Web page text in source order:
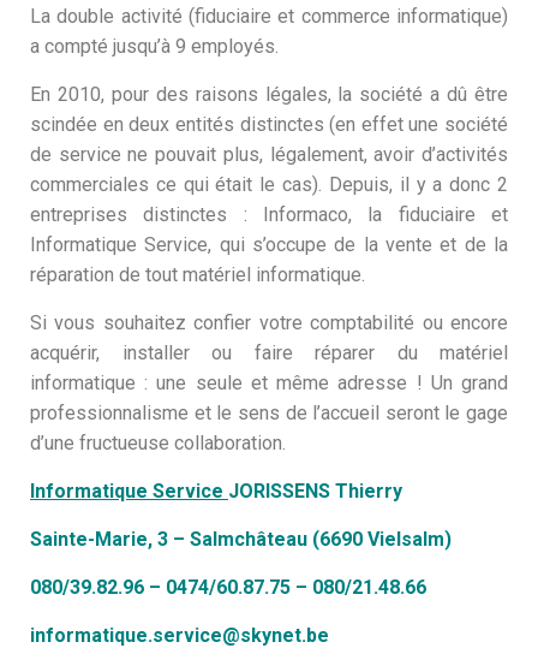
La double activité (fiduciaire et commerce informatique)
a compté jusqu’à 9 employés.
En 2010, pour des raisons légales, la société a dû être
scindée en deux entités distinctes (en effet une société
de service ne pouvait plus, légalement, avoir d’activités
commerciales ce qui était le cas). Depuis, il y a donc 2
entreprises distinctes : Informaco, la fiduciaire et
Informatique Service, qui s’occupe de la vente et de la
réparation de tout matériel informatique.
Si vous souhaitez confier votre comptabilité ou encore
acquérir, installer ou faire réparer du matériel
informatique : une seule et même adresse ! Un grand
professionnalisme et le sens de l’accueil seront le gage
d’une fructueuse collaboration.
Informatique Service JORISSENS Thierry
Sainte-Marie, 3 – Salmchâteau (6690 Vielsalm)
080/39.82.96 – 0474/60.87.75 – 080/21.48.66
informatique.service@skynet.be